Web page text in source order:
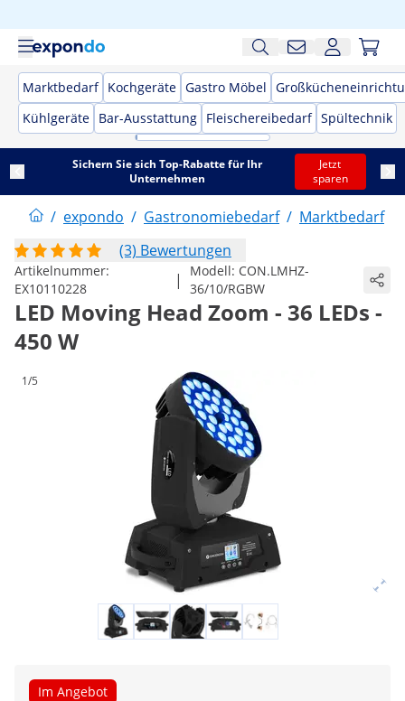
Marktbedarf Kochgeräte Gastro Möbel
Kühlgeräte Bar-Ausstattung Fleischereibedarf Spültechnik
Sichern Sie sich Top-Rabatte für Ihr
Unternehmen
Jetzt
sparen
/ expondo / Gastronomiebedarf / Marktbedarf
(3) Bewertungen
Artikelnummer:
EX10110228
| Modell: CON.LMHZ-
36/10/RGBW
LED Moving Head Zoom - 36 LEDs -
450 W
1/5
Im Angebot